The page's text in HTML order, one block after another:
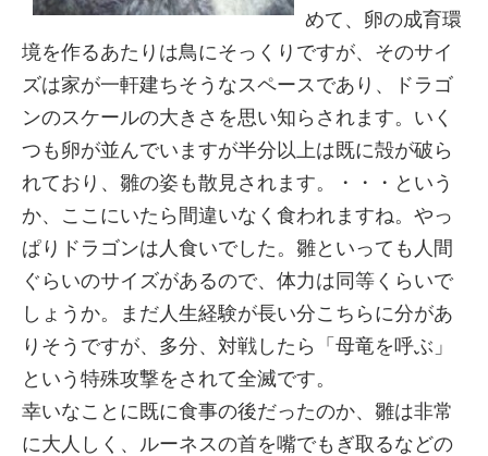
めて、卵の成育環
境を作るあたりは鳥にそっくりですが、そのサイ
ズは家が一軒建ちそうなスペースであり、ドラゴ
ンのスケールの大きさを思い知らされます。いく
つも卵が並んでいますが半分以上は既に殻が破ら
れており、雛の姿も散見されます。・・・という
か、ここにいたら間違いなく食われますね。やっ
ぱりドラゴンは人食いでした。雛といっても人間
ぐらいのサイズがあるので、体力は同等くらいで
しょうか。まだ人生経験が長い分こちらに分があ
りそうですが、多分、対戦したら「母竜を呼ぶ」
という特殊攻撃をされて全滅です。
幸いなことに既に食事の後だったのか、雛は非常
に大人しく、ルーネスの首を嘴でもぎ取るなどの